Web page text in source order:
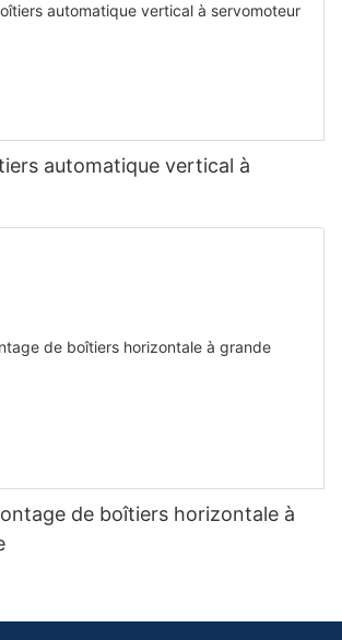
automatique vertical à
de boîtiers horizontale à